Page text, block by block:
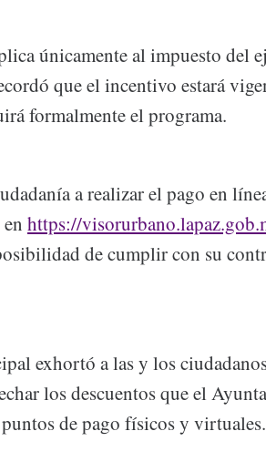
únicamente al impuesto del
que el incentivo estará
formalmente el programa.
a realizar el pago en
https://
de cumplir con su
exhortó a las y los
los descuentos que el
de pago físicos y virtuales.